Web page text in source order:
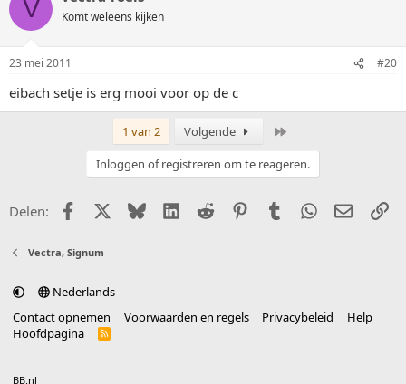
V Komt weleens kijken
23 mei 2011 #20
eibach setje is erg mooi voor op de c
1 van 2 Volgende
Inloggen of registreren om te reageren.
Delen: FacebookX (Twitter)
BlueskyLinkedIn
Reddit PinterestTumblr WhatsApp
E-mail
Vectra, Signum
Nederlands
Contact opnemen
Voorwaarden en regels Privacybeleid
Help
Hoofdpagina
R
BB.nl